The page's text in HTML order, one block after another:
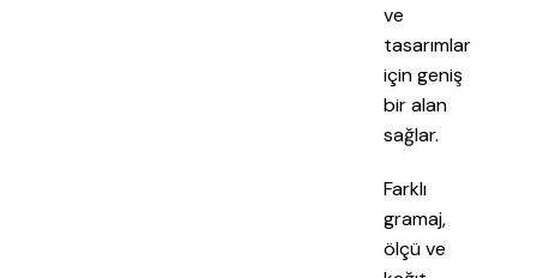
ve
tasarımlar
için geniş
bir alan
sağlar.
Farklı
gramaj,
ölçü ve